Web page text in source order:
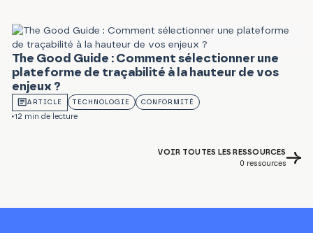
The Good Guide : Comment sélectionner une
plateforme de traçabilité à la hauteur de vos
enjeux ?
ARTICLE TECHNOLOGIE CONFORMITÉ
12 min de lecture
VOIR TOUTES LES RESSOURCES
0 ressources